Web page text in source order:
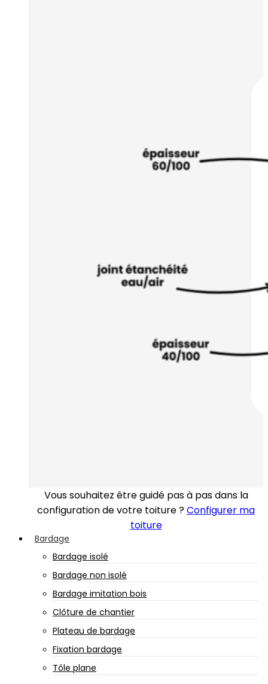
Vous souhaitez être guidé pas à pas dans la
configuration de votre toiture ?Configurer ma
toiture
Bardage
Bardage isolé
Bardage non isolé
Bardage imitation bois
Clôture de chantier
Plateau de bardage
Fixation bardage
Tôle plane